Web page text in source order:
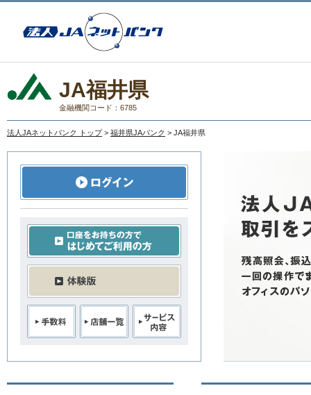
JA福井県
金融機関コード：6785
法人JAネットバンク トップ > 福井県JAバンク > JA福井県